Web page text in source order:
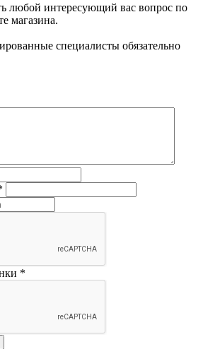
любой интересующий вас вопрос по
магазина.
специалисты обязательно
*